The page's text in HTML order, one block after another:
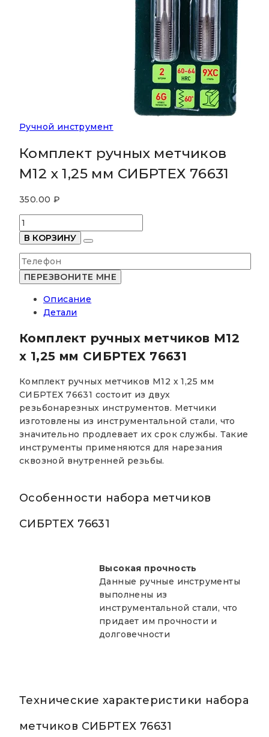
Ручной инструмент
Комплект ручных метчиков
М12 х 1,25 мм СИБРТЕХ 76631
350.00 ₽
Количество
товара
Комплект
ручных
метчиков
М12
1,25
СИБРТЕХ
76631
В КОРЗИНУ
Описание
Детали
Комплект ручных метчиков М12
х 1,25 мм СИБРТЕХ 76631
Комплект ручных метчиков М12 х 1,25 мм
СИБРТЕХ 76631 состоит из двух
резьбонарезных инструментов. Метчики
изготовлены из инструментальной стали, что
значительно продлевает их срок службы. Такие
инструменты применяются для нарезания
сквозной внутренней резьбы.
Особенности набора метчиков
СИБРТЕХ 76631
Высокая прочность
Данные ручные инструменты
выполнены из
инструментальной стали, что
придает им прочности и
долговечности
Технические характеристики набора
метчиков СИБРТЕХ 76631